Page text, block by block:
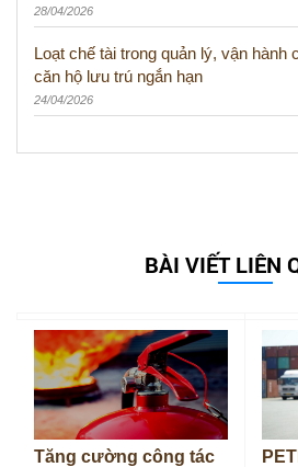
28/04/2026
Loạt chế tài trong quản lý, vận hành
căn hộ lưu trú ngắn hạn
24/04/2026
BÀI VIẾT LIÊN
Tăng cường công tác